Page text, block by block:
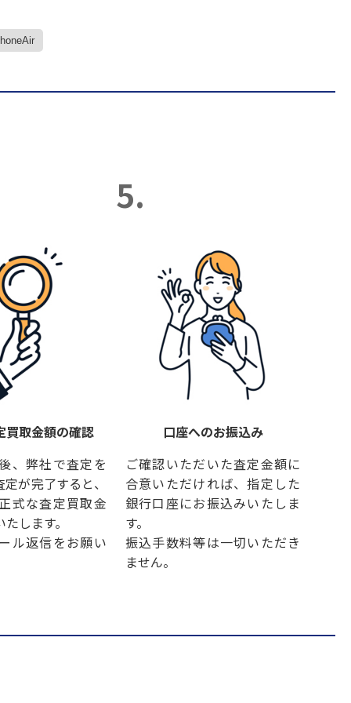
買取金額の確認
、弊社で査定を
が完了すると、
式な査定買取金
します。
ル返信をお願い
5.
口座へのお振込み
ご確認いただいた査定金額に
合意いただければ、指定した
銀行口座にお振込みいたしま
す。
振込手数料等は一切いただき
ません。